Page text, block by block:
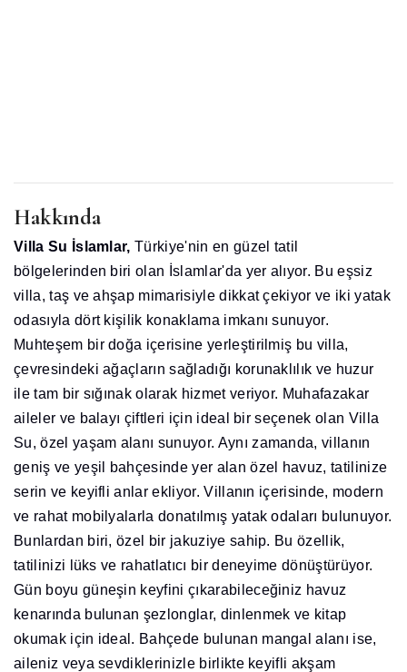
Hakkında
Villa Su İslamlar,Türkiye'nin en güzel tatil
bölgelerinden biri olan İslamlar'da yer alıyor. Bu eşsiz
villa, taş ve ahşap mimarisiyle dikkat çekiyor ve iki yatak
odasıyla dört kişilik konaklama imkanı sunuyor.
Muhteşem bir doğa içerisine yerleştirilmiş bu villa,
çevresindeki ağaçların sağladığı korunaklılık ve huzur
ile tam bir sığınak olarak hizmet veriyor. Muhafazakar
aileler ve balayı çiftleri için ideal bir seçenek olan Villa
Su, özel yaşam alanı sunuyor. Aynı zamanda, villanın
geniş ve yeşil bahçesinde yer alan özel havuz, tatilinize
serin ve keyifli anlar ekliyor. Villanın içerisinde, modern
ve rahat mobilyalarla donatılmış yatak odaları bulunuyor.
Bunlardan biri, özel bir jakuziye sahip. Bu özellik,
tatilinizi lüks ve rahatlatıcı bir deneyime dönüştürüyor.
Gün boyu güneşin keyfini çıkarabileceğiniz havuz
kenarında bulunan şezlonglar, dinlenmek ve kitap
okumak için ideal. Bahçede bulunan mangal alanı ise,
aileniz veya sevdiklerinizle birlikte keyifli akşam